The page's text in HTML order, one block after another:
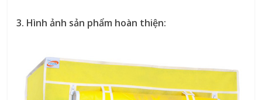
3. Hình ảnh sản phẩm hoàn thiện: